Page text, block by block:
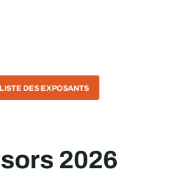
DES EXPOSANTS
2026